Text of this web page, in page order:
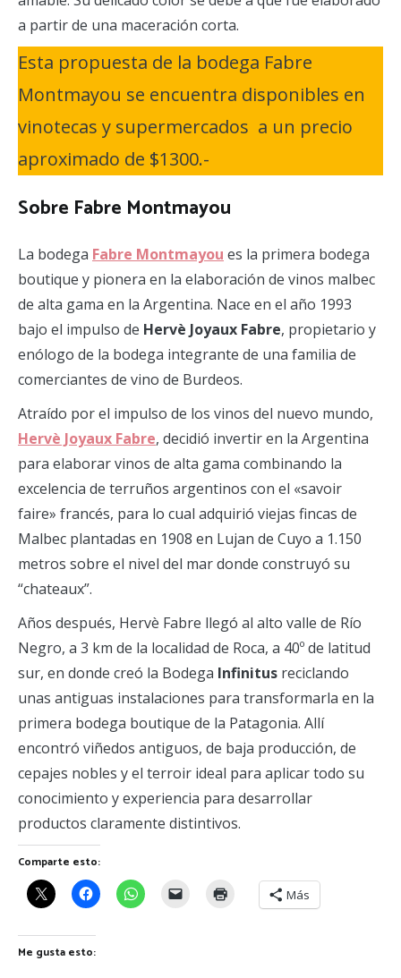
a partir de una maceración corta.
Esta propuesta de la bodega Fabre
Montmayou se encuentra disponibles en
vinotecas y supermercados a un precio
aproximado de $1300.-
Sobre Fabre Montmayou
La bodega Fabre Montmayou es la primera bodega
boutique y pionera en la elaboración de vinos malbec
de alta gama en la Argentina. Nace en el año 1993
bajo el impulso de Hervè Joyaux Fabre, propietario y
enólogo de la bodega integrante de una familia de
comerciantes de vino de Burdeos.
Atraído por el impulso de los vinos del nuevo mundo,
Hervè Joyaux Fabre, decidió invertir en la Argentina
para elaborar vinos de alta gama combinando la
excelencia de terruños argentinos con el «savoir
faire» francés, para lo cual adquirió viejas fincas de
Malbec plantadas en 1908 en Lujan de Cuyo a 1.150
metros sobre el nivel del mar donde construyó su
“chateaux”.
Años después, Hervè Fabre llegó al alto valle de Río
Negro, a 3 km de la localidad de Roca, a 40º de latitud
sur, en donde creó la Bodega Infinitus reciclando
unas antiguas instalaciones para transformarla en la
primera bodega boutique de la Patagonia. Allí
encontró viñedos antiguos, de baja producción, de
cepajes nobles y el terroir ideal para aplicar todo su
conocimiento y experiencia para desarrollar
productos claramente distintivos.
Comparte esto:
Más
Me gusta esto: